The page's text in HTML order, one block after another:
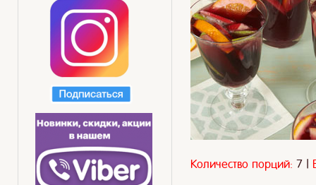
Количество порций: 7 |